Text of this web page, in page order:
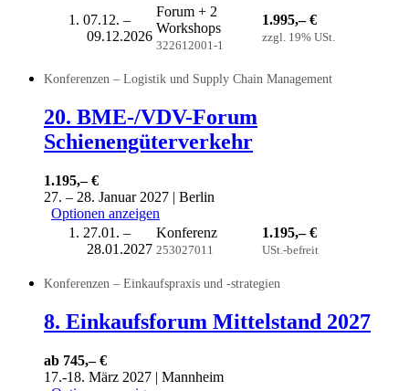
07.12. –
09.12.2026
Forum + 2
Workshops
322612001-1
1.995,– €
zzgl. 19% USt.
Konferenzen – Logistik und Supply Chain Management
20. BME-/VDV-Forum
Schienengüterverkehr
1.195,– €
27. – 28. Januar 2027 | Berlin
Optionen anzeigen
27.01. –
28.01.2027
Konferenz
253027011
1.195,– €
USt.-befreit
Konferenzen – Einkaufspraxis und -strategien
8. Einkaufsforum Mittelstand 2027
ab 745,– €
17.-18. März 2027 | Mannheim